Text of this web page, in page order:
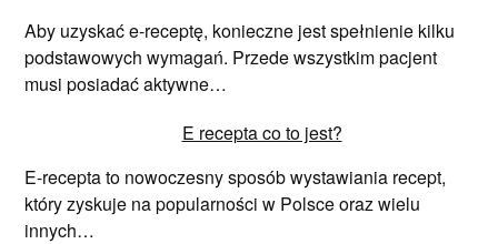
Aby uzyskać e-receptę, konieczne jest spełnienie kilku
podstawowych wymagań. Przede wszystkim pacjent
musi posiadać aktywne…
E recepta co to jest?
E-recepta to nowoczesny sposób wystawiania recept,
który zyskuje na popularności w Polsce oraz wielu
innych…